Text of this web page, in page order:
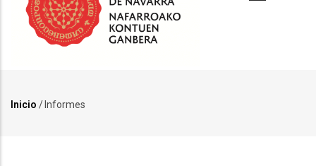
Inicio /Informes